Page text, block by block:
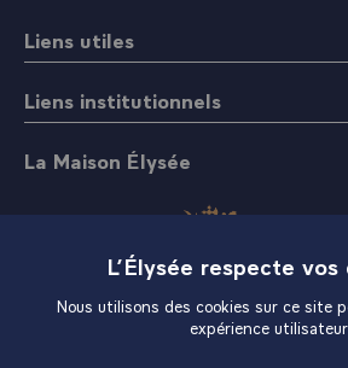
Liens utiles
Liens institutionnels
La Maison Élysée
L’Élysée respecte vos
Nous utilisons des cookies sur ce site
expérience utilisateur.